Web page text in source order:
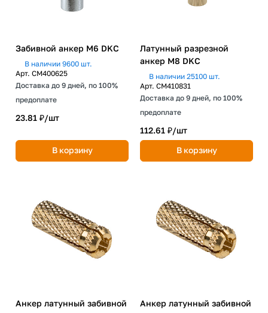
Забивной анкер М6 DKC
В наличии 9600 шт.
Арт. CM400625
Доставка до 9 дней, по 100%
предоплате
23.81 ₽/шт
В корзину
Латунный разрезной
анкер М8 DKC
В наличии 25100 шт.
Арт. CM410831
Доставка до 9 дней, по 100%
предоплате
112.61 ₽/шт
В корзину
Анкер латунный забивной
Анкер латунный забивной